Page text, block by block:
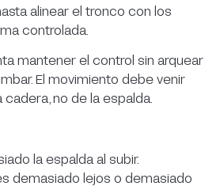
alinear el tronco con los
controlada.
mantener el control sin arquear
El movimiento debe venir
no de la espalda.
la espalda al subir.
demasiado lejos o demasiado